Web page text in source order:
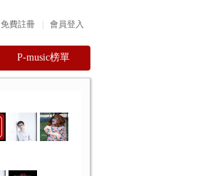
會員登入
免費註冊
P-music榜單